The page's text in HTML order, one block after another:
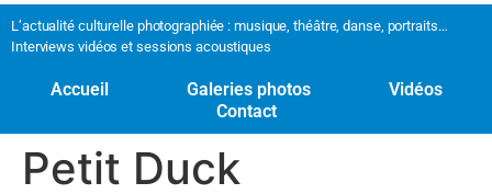
L’actualité culturelle photographiée : musique, théâtre, danse, portraits…
Interviews vidéos et sessions acoustiques
Accueil Galeries photos
Vidéos
Contact
Petit Duck